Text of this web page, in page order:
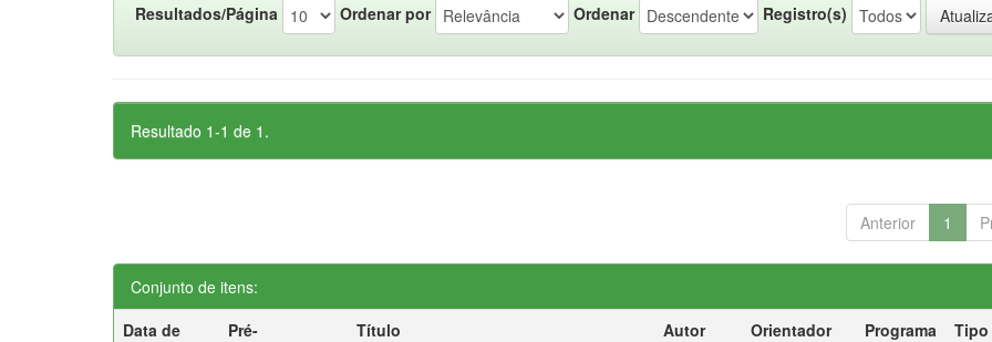
Resultados/Página Ordenar por Ordenar Registro(s)
Resultado 1-1 de 1.
Anterior 1
Conjunto de itens:
Data de
Pré-
Título Autor Orientador Programa
Tipo